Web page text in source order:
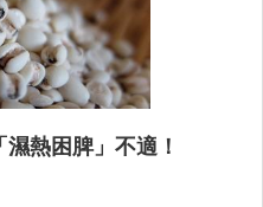
熱困脾」不適！